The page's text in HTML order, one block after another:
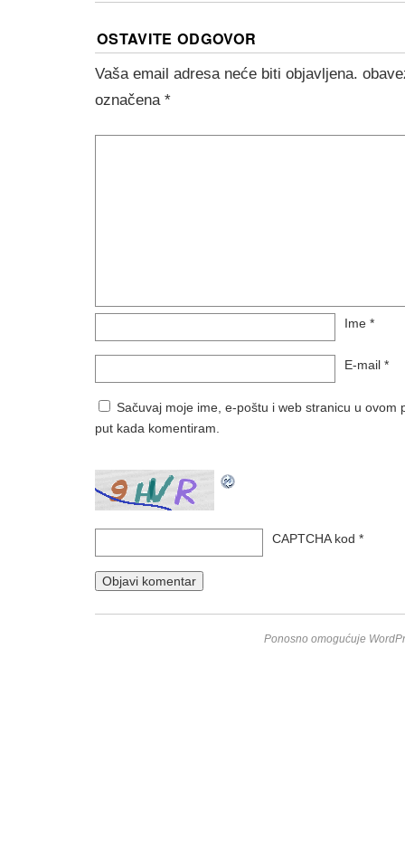
OSTAVITE ODGOVOR
Vaša email adresa neće biti objavljena.
označena *
Ime *
E-mail *
Sačuvaj moje ime, e-poštu i web stranicu u ovom
put kada komentiram.
CAPTCHA kod *
Ponosno omogućuje